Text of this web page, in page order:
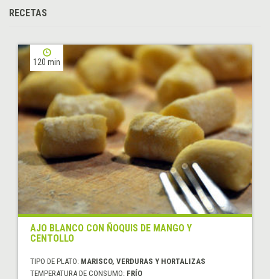
RECETAS
120 min
AJO BLANCO CON ÑOQUIS DE MANGO Y
CENTOLLO
TIPO DE PLATO: MARISCO, VERDURAS Y HORTALIZAS
TEMPERATURA DE CONSUMO: FRÍO